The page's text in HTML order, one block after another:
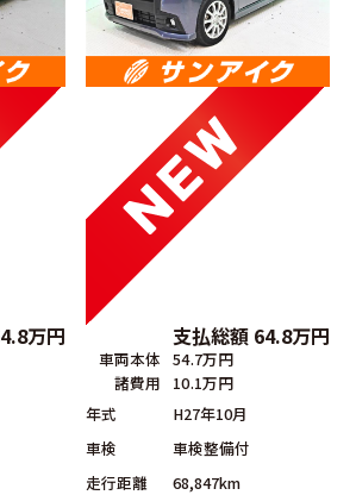
万円 支払総額 64.8万円
車両本体 54.7万円
諸費用
10.1万円
年式
H27年10月
車検
車検整備付
走行距離
68,847km